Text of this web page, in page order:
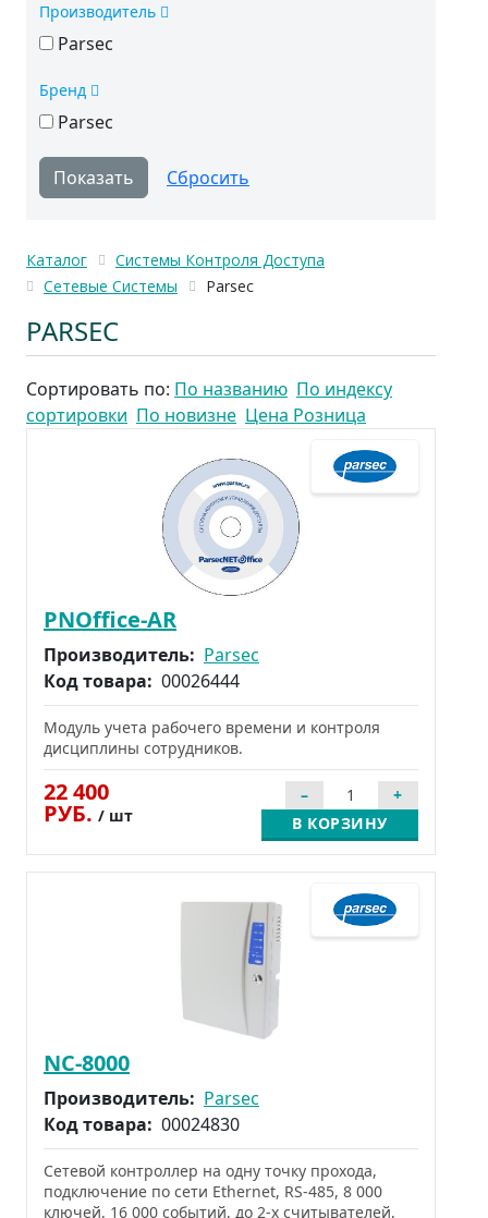
Производитель
Parsec
Бренд
Parsec
Каталог
Системы Контроля Доступа
Сетевые Системы
Parsec
PARSEC
Сортировать по: По названию По индексу
сортировки По новизне Цена Розница
PNOffice-AR
Производитель: Parsec
Код товара: 00026444
Модуль учета рабочего времени и контроля
дисциплины сотрудников.
22 400
РУБ. / шт В КОРЗИНУ
NC-8000
Производитель: Parsec
Код товара: 00024830
Сетевой контроллер на одну точку прохода,
подключение по сети Ethernet, RS-485, 8 000
ключей, 16 000 событий, до 2-х считывателей,